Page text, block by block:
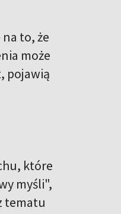
to, że
może
pojawią
które
myśli",
tematu